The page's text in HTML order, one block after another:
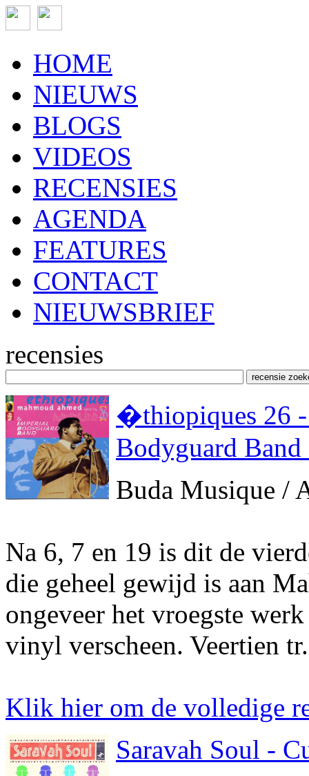
HOME
NIEUWS
BLOGS
VIDEOS
RECENSIES
AGENDA
FEATURES
CONTACT
NIEUWSBRIEF
recensies
�thiopiques 26
Bodyguard
Buda Musique /
Na 6, 7 en 19 is dit de
die geheel gewijd is aan
ongeveer het vroegste
vinyl verscheen. Veertien
Klik hier om de volledige
Saravah Soul -